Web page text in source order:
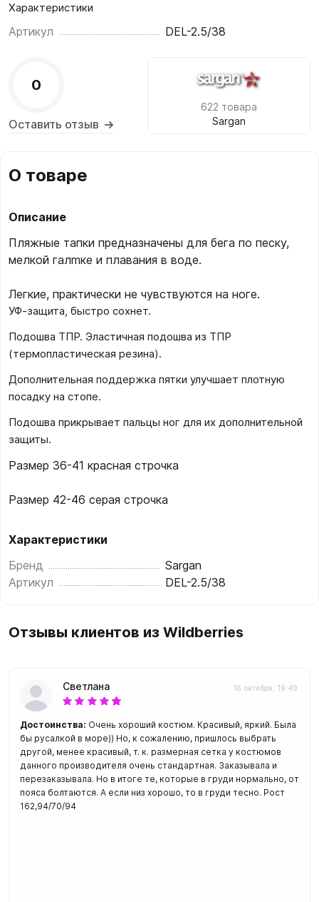
Характеристики
Артикул DEL-2.5/38
0
Оставить отзыв
622 товара
Sargan
О товаре
Описание
Пляжные тапки предназначены для бега по песку,
мелкой галmке и плавания в воде.
Легкие, практически не чувствуются на ноге.
УФ-защита, быстро сохнет.
Подошва ТПР. Эластичная подошва из ТПР
(термопластическая резина).
Дополнительная поддержка пятки улучшает плотную
посадку на стопе.
Подошва прикрывает пальцы ног для их дополнительной
защиты.
Размер 36-41 красная строчка
Размер 42-46 серая строчка
Характеристики
Бренд
Sargan
Артикул
DEL-2.5/38
Отзывы клиентов из Wildberries
Светлана 16 октября, 19:49
Достоинства: Очень хороший костюм. Красивый, яркий. Была
бы русалкой в море)) Но, к сожалению, пришлось выбрать
другой, менее красивый, т. к. размерная сетка у костюмов
данного производителя очень стандартная. Заказывала и
перезаказывала. Но в итоге те, которые в груди нормально, от
пояса болтаются. А если низ хорошо, то в груди тесно. Рост
162,94/70/94